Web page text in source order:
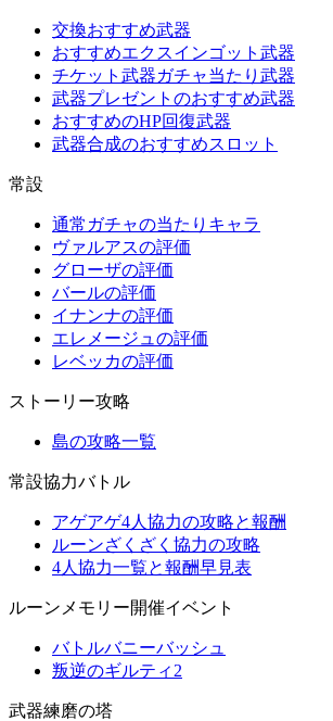
交換おすすめ武器
おすすめエクスインゴット武器
チケット武器ガチャ当たり武器
武器プレゼントのおすすめ武器
おすすめのHP回復武器
武器合成のおすすめスロット
常設
通常ガチャの当たりキャラ
ヴァルアスの評価
グローザの評価
バールの評価
イナンナの評価
エレメージュの評価
レベッカの評価
ストーリー攻略
島の攻略一覧
常設協力バトル
アゲアゲ4人協力の攻略と報酬
ルーンざくざく協力の攻略
4人協力一覧と報酬早見表
ルーンメモリー開催イベント
バトルバニーバッシュ
叛逆のギルティ2
武器練磨の塔